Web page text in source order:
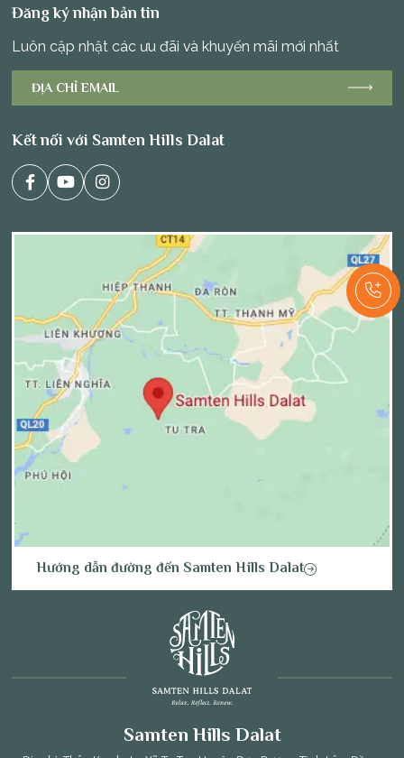
Đăng ký nhận bản tin
Luôn cập nhật các ưu đãi và khuyến mãi mới nhất
Kết nối với Samten Hills Dalat
Hướng dẫn đường đến Samten Hills Dalat
Samten Hills Dalat